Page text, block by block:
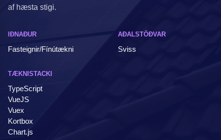
af hæsta stigi.
IÐNAÐUR
Fasteignir/Fínútækni
AÐALSTÖÐVAR
Sviss
TÆKNISTACKI
TypeScript
VueJS
Vuex
Kortbox
Chart.js